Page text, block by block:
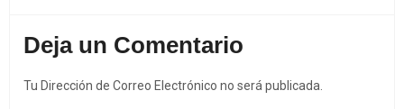
Deja un Comentario
Tu Dirección de Correo Electrónico no será publicada.